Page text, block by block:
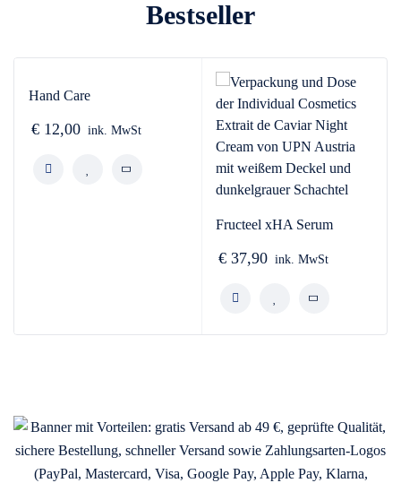
Bestseller
Hand Care
€ 12,00 ink. MwSt
Fructeel xHA Serum
€ 37,90 ink. MwSt